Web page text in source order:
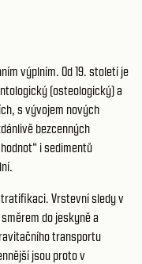
výplním. Od 19. století je
(osteologický) a
s vývojem nových
bezcenných
i sedimentů
Vrstevní sledy v
do jeskyně a
transportu
jsou proto v